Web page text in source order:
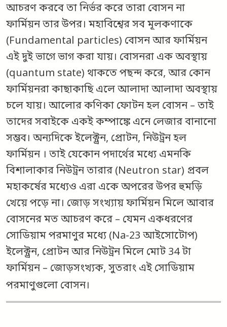
আচরণ করবে তা নির্ভর করে তারা বোসন না
ফার্মিয়ন তার উপর। মহাবিশ্বের সব মূলকণাকে
(Fundamental particles) বোসন আর ফার্মিয়ন
এই দুই ভাগে ভাগ করা যায়। বোসনরা এক অবস্থায়
(quantum state) থাকতে পছন্দ করে, আর কোন
ফার্মিয়নরা কাছাকাছি এলে আলাদা আলাদা অবস্থায়
চলে যায়। আলোর কণিকা ফোটন হল বোসন – তাই
তাদের সবাইকে একই কম্পাঙ্কে এনে লেজার বানানো
সম্ভব। অন্যদিকে ইলেক্ট্রন, প্রোটন, নিউট্রন হল
ফার্মিয়ন । তাই যেকোন পদার্থের মধ্যে এমনকি
বিশালাকার নিউট্রন তারার (Neutron star) প্রবল
মহাকর্ষের মধ্যেও এরা একে অপরের উপর হুমড়ি
খেয়ে পড়ে না। জোড় সংখ্যায় ফার্মিয়ন মিলে আবার
বোসনের মত আচরণ করে – যেমন একধরণের
সোডিয়াম পরমাণুর মধ্যে (Na-23 আইসোটোপ)
ইলেক্ট্রন, প্রোটন আর নিউট্রন মিলে মোট 34 টা
ফার্মিয়ন – জোড়সংখ্যক, সুতরাং এই সোডিয়াম
পরমাণুগুলো বোসন।